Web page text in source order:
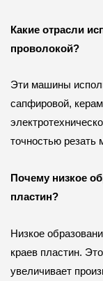
Какие отрасли
проволокой?
Эти машины
сапфировой,
точностью резать
Почему низкое
пластин?
Низкое
краев пластин.
увеличивает